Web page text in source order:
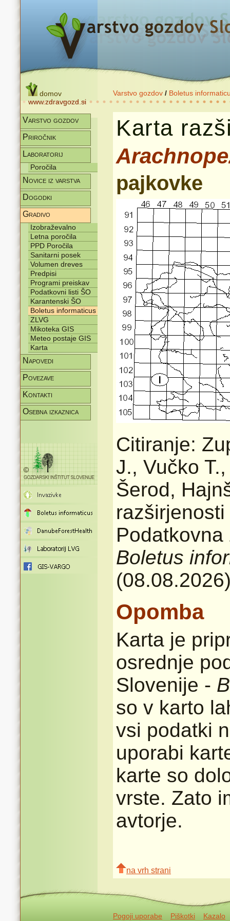
domov
www.zdravgozd.si
Varstvo gozdov / Boletus
Varstvo gozdov
Priročnik
Laboratorij
Poročila
Novice iz varstva
Dogodki
Gradivo
Izobraževalno
Letna poročila
PPD Poročila
Sanitarni posek
Volumen dreves
Predpisi
Programi preiskav
Podatkovni listi ŠO
Karantenski ŠO
Boletus informaticus
ZLVG
Mikoteka GIS
Meteo postaje GIS
Karta
Napovedi
Povezave
Kontakti
Osebna izkaznica
Karta
pajkovke
Citiranje:
J., Vučko
Šerod,
Boletus
Opomba
Karta je
osrednje
Slovenije -
so v karto
vsi podatki
uporabi
karte so
vrste. Zato
avtorje.
na vrh strani
Pogoji uporabe Piškotki Kazalo